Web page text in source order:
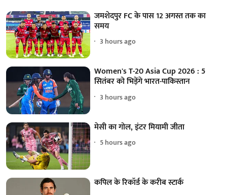
जमशेदपुर FC के पास 12 अगस्त तक का
समय
3 hours ago
Women's T-20 Asia Cup 2026 : 5
सितंबर को भिड़ेंगे भारत-पाकिस्तान
3 hours ago
मेसी का गोल, इंटर मियामी जीता
5 hours ago
कपिल के रिकॉर्ड के करीब स्टार्क